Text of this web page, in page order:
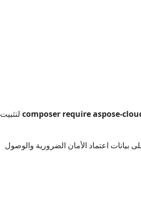
composer require aspose- لتثبيت
اعتماد الأمان الضرورية والوصول